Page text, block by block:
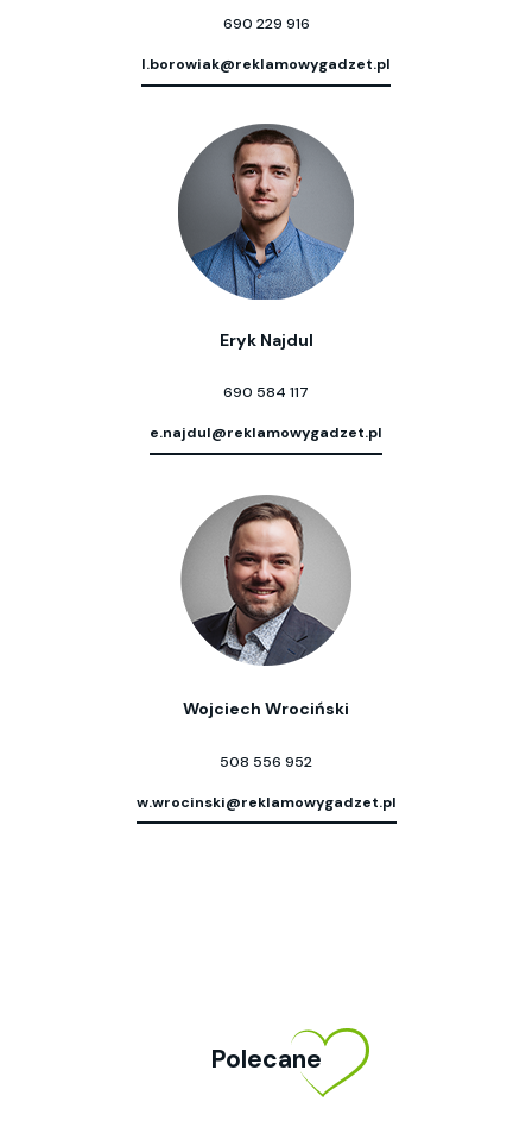
690 229 916
l.borowiak@reklamowygadzet.pl
Eryk Najdul
690 584 117
e.najdul@reklamowygadzet.pl
Wojciech Wrociński
508 556 952
w.wrocinski@reklamowygadzet.pl
Polecane